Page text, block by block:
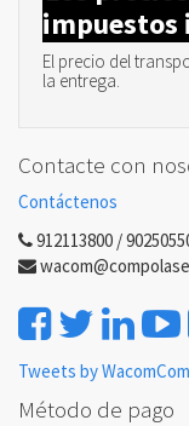
impuestos
El precio del
la entrega.
Contacte con
Contáctenos
912113800 /
Tweets by
Método de pago